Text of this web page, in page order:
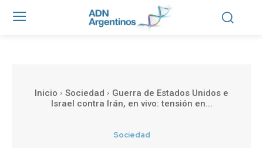
Inicio Sociedad
Guerra de Estados Unidos e
Israel contra Irán, en vivo: tensión en...
Sociedad